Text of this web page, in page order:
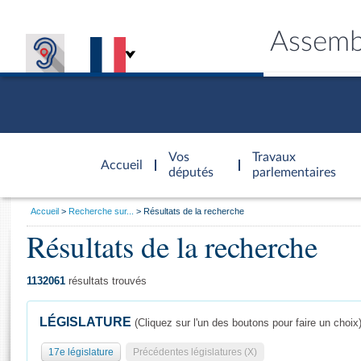
Accueil
d'accueil
Vos
députés
Travaux
parlementaires
Général
Vous
Accueil Recherche sur... Résultats de la recherche
Résultats de la recherche
1132061 résultats trouvés
LÉGISLATURE (Cliquez sur l'un des boutons pour faire un choix)
17e législature Précédentes législatures (X)